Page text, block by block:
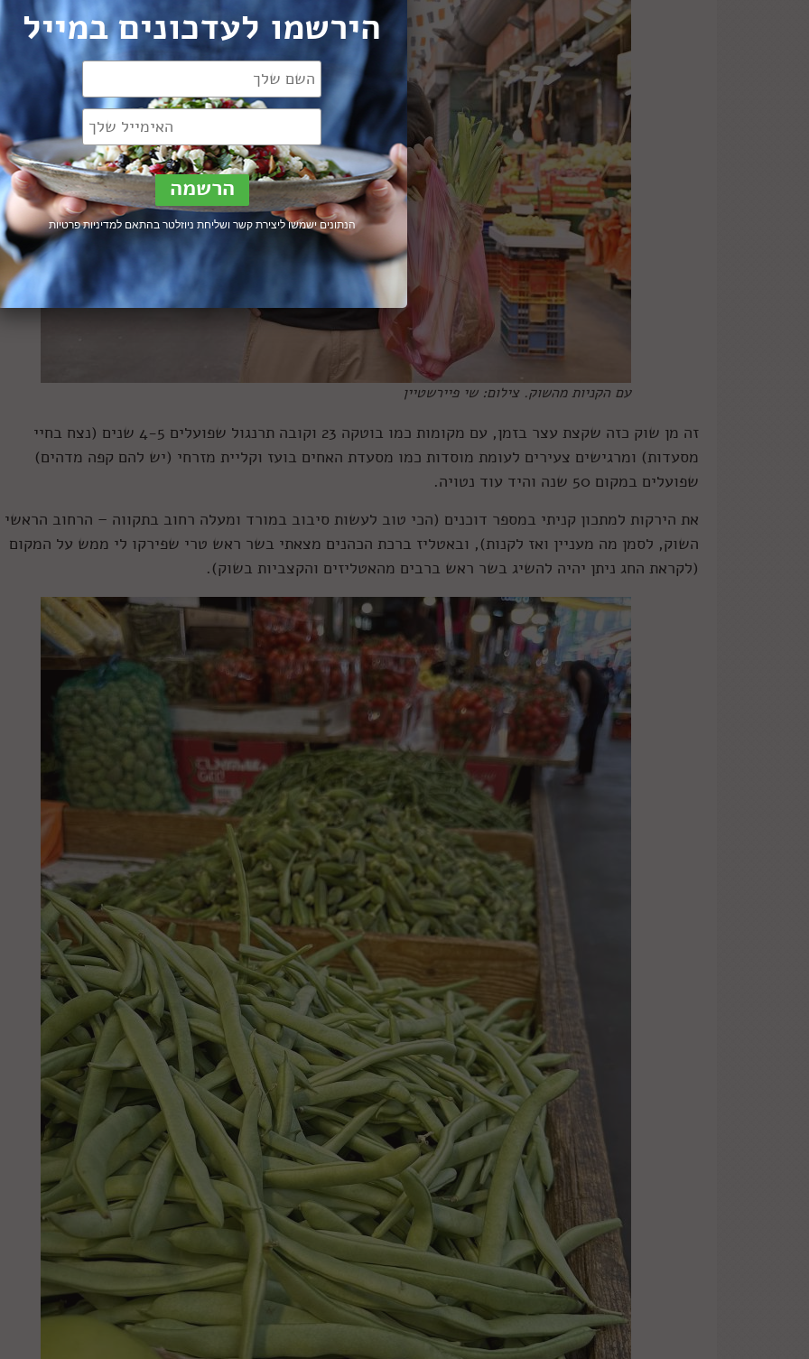
עם הקניות מהשוק. צילום: שי פיירשטיין
זה מן שוק כזה שקצת עצר בזמן, עם מקומות כמו בוטקה 23 וקובה תרנגול שפועלים 4-5 שנים (נצח בחיי
מסעדות) ומרגישים צעירים לעומת מוסדות כמו מסעדת האחים בועז וקליית מזרחי (יש להם קפה מדהים)
שפועלים במקום 50 שנה והיד עוד נטויה.
את הירקות למתכון קניתי במספר דוכנים (הכי טוב לעשות סיבוב במורד ומעלה רחוב בתקווה – הרחוב
השוק, לסמן מה מעניין ואז לקנות), ובאטליז ברכת הכהנים מצאתי בשר ראש טרי שפירקו לי ממש על המקום
(לקראת החג ניתן יהיה להשיג בשר ראש ברבים מהאטליזים והקצביות בשוק).
הירשמו לעדכונים במייל
הנתונים ישמשו ליצירת קשר ושליחת ניוזלטר בהתאם למדיניות פרטיות